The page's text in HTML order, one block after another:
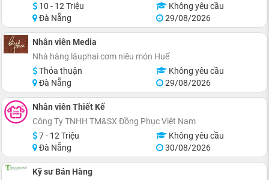
10 - 12 Triệu
Không yêu cầu
Đà Nẵng
29/08/2026
Nhân viên Media
Nhà hàng lâuphai cơm niêu món Huế
Thỏa thuận
Không yêu cầu
Đà Nẵng
29/08/2026
Nhân viên Thiết Kế
Công Ty TNHH TM&SX Đồng Phục Việt Nam
7 - 12 Triệu
Không yêu cầu
Đà Nẵng
30/08/2026
Kỹ sư Bán Hàng